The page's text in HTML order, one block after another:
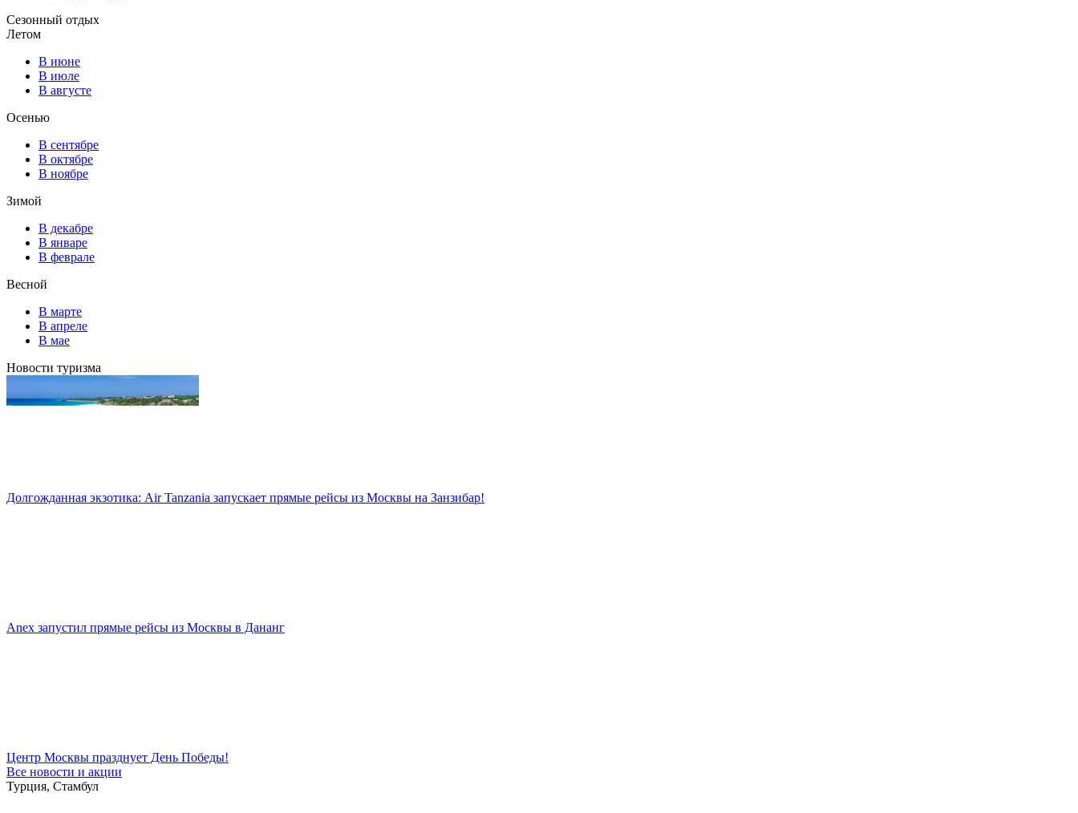
Сезонный отдых
Летом
В июне
В июле
В августе
Осенью
В сентябре
В октябре
В ноябре
Зимой
В декабре
В январе
В феврале
Весной
В марте
В апреле
В мае
Новости туризма
Долгожданная экзотика: Air Tanzania запускает прямые рейсы из Москвы на Занзибар!
Anex запустил прямые рейсы из Москвы в Дананг
Центр Москвы празднует День Победы!
Все новости и акции
Турция, Стамбул